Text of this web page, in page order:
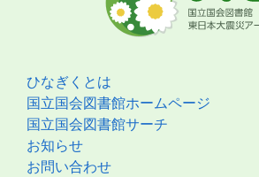
ひなぎくとは
国立国会図書館ホームページ
国立国会図書館サーチ
お知らせ
お問い合わせ